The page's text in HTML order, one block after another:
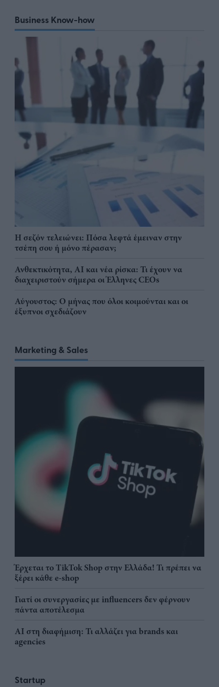
Business Know-how
Η σεζόν τελειώνει: Πόσα λεφτά έμειναν στην
τσέπη σου ή μόνο πέρασαν;
Ανθεκτικότητα, AI και νέα ρίσκα: Τι έχουν να
διαχειριστούν σήμερα οι Έλληνες CEOs
Αύγουστος: Ο μήνας που όλοι κοιμούνται και οι
έξυπνοι σχεδιάζουν
Marketing & Sales
Έρχεται το TikTok Shop στην Ελλάδα! Τι πρέπει να
ξέρει κάθε e-shop
Γιατί οι συνεργασίες με influencers δεν φέρνουν
πάντα αποτέλεσμα
AI στη διαφήμιση: Τι αλλάζει για brands και
agencies
Startup